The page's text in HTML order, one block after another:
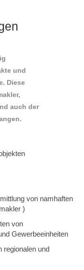
und
Diese
auch der
von namhaften
)
von
Gewerbeeinheiten
regionalen und